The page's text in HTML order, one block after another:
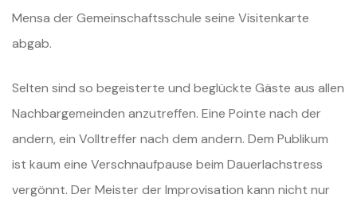
Mensa der Gemeinschaftsschule seine Visitenkarte
abgab.
Selten sind so begeisterte und beglückte Gäste aus allen
Nachbargemeinden anzutreffen. Eine Pointe nach der
andern, ein Volltreffer nach dem andern. Dem Publikum
ist kaum eine Verschnaufpause beim Dauerlachstress
vergönnt. Der Meister der Improvisation kann nicht nur